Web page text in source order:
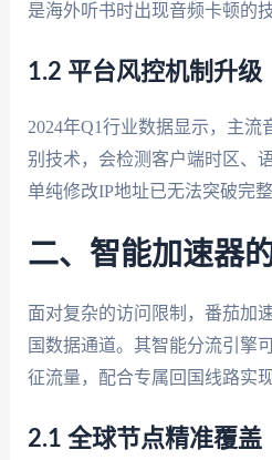
是海外听书时出现音频卡顿的
1.2 平台风控机制升级
2024年Q1行业数据显示，主流
别技术，会检测客户端时区、
单纯修改IP地址已无法突破完
二、智能加速器
面对复杂的访问限制，番茄加
国数据通道。其智能分流引擎
征流量，配合专属回国线路实
2.1 全球节点精准覆盖